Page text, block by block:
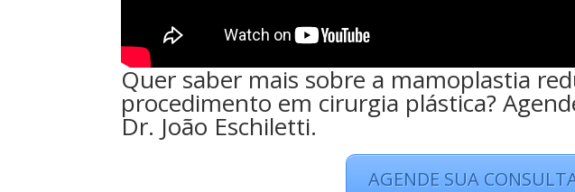
Quer saber mais sobre a mamoplastia
procedimento em cirurgia plástica?
Dr. João Eschiletti.
AGENDE SUA